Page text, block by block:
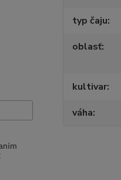
typ čaju
oblasť
kultivar
váha